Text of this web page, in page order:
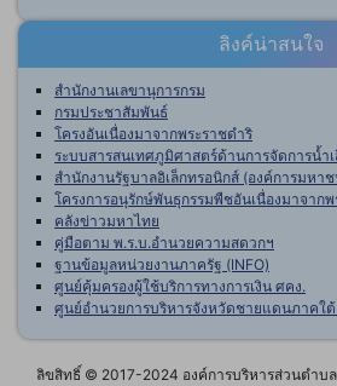
ลิงค์น่าสนใจ
สำนักงานเลขานุการกรม
กรมประชาสัมพันธ์
โครงอันเนื่องมาจากพระราชดำริ
ระบบสารสนเทศภูมิศาสตร์ด้านการจัดการน้ำเ
สำนักงานรัฐบาลอิเล็กทรอนิกส์ (องค์การมหาช
โครงการอนุรักษ์พันธุกรรมพืชอันเนื่องมาจากพ
คลังข่าวมหาไทย
คู่มือตาม พ.ร.บ.อำนวยความสดวกฯ
ฐานข้อมูลหน่วยงานภาครัฐ (INFO)
ศูนย์คุ้มครองผู้ใช้บริการทางการเงิน ศคง.
ศูนย์อำนวยการบริหารจังหวัดชายแดนภาคใ
ลิขสิทธิ์ © 2017-2024 องค์การบริหารส่วนตำบ